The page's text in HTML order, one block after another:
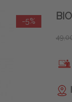
-5%